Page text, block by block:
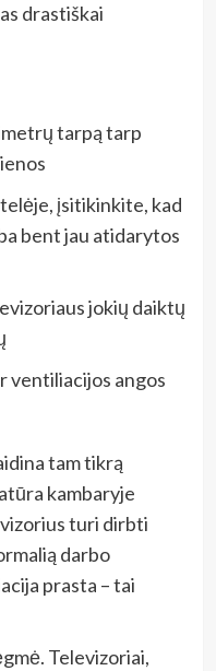
drastiškai
tarpą tarp
įsitikinkite, kad
bent jau atidarytos
jokių daiktų
ventiliacijos angos
tam tikrą
kambaryje
turi dirbti
darbo
prasta – tai
Televizoriai,